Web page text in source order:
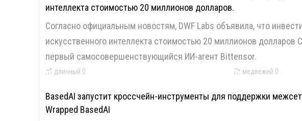
интеллекта стоимостью 20 миллионов долларов.
Согласно официальным новостям, DWF Labs объявила, что
искусственного интеллекта стоимостью 20 миллионов
первый самосовершенствующийся ИИ-агент Bittensor.
длинный 0 медвежий 0
BasedAI запустит кроссчейн-инструменты для поддержки
Wrapped BasedAI